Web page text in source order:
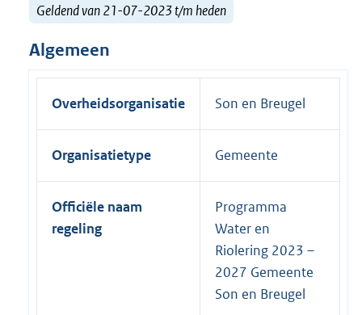
Geldend van 21-07-2023 t/m heden
Algemeen
Overheidsorganisatie Son en Breugel
Organisatietype Gemeente
Officiële naam
regeling
Programma
Water en
Riolering 2023 –
2027 Gemeente
Son en Breugel